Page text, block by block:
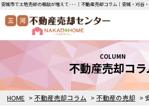
HOME > 不動産売却コラム > 不動産の売却 >
COLUMN
不動産売却コラ